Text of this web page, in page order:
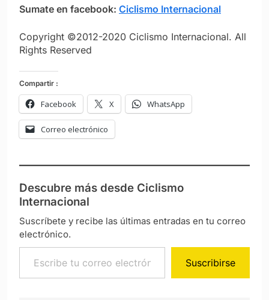
Sumate en facebook: Ciclismo Internacional
Copyright ©2012-2020 Ciclismo Internacional. All
Rights Reserved
Compartir :
Facebook X WhatsApp
Correo electrónico
Descubre más desde Ciclismo
Internacional
Suscríbete y recibe las últimas entradas en tu correo
electrónico.
Escribe tu correo electrónico…
Suscribirse